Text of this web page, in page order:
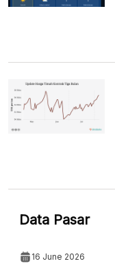
Data Pasar
16 June 2026